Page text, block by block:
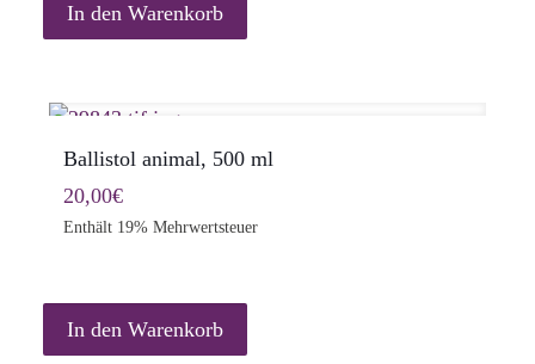
In den Warenkorb
Ballistol animal, 500 ml
20,00€
Enthält 19% Mehrwertsteuer
In den Warenkorb